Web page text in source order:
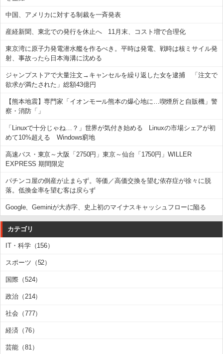
中国、アメリカに対する制裁を一斉発表
産経新聞、東北での発行を休止へ 11月末、コスト増で合理化
東京湾に原子力発電潜水艦を作るべき。平時は発電、戦時は核ミサイル発
射、事故ったら日本海溝に沈める
ジャンプストアで大量注文→キャンセルを繰り返した女を逮捕 「注文で
欲求が満たされた」総額43億円
【熊本地震】専門家「イオンモール熊本の爆心地に…喫煙所と自販機」警
察・消防「」
「Linuxで十分じゃね…？」世界が気付き始める Linuxの市場シェアが初
めて10%超える Windows窮地
高速バス・東京～大阪「2750円」東京～仙台「1750円」WILLER
EXPRESS 期間限定
パチンコ屋の倒産が止まらず。等価／高価交換を望む依存症が徐々に脱
落。低換金率を望む客は戻らず
Google、Geminiが大赤字、史上初のマイナスキャッシュフローに陥る
カテゴリ
IT・科学（156）
スポーツ（52）
国際（524）
政治（214）
社会（777）
経済（76）
芸能（81）